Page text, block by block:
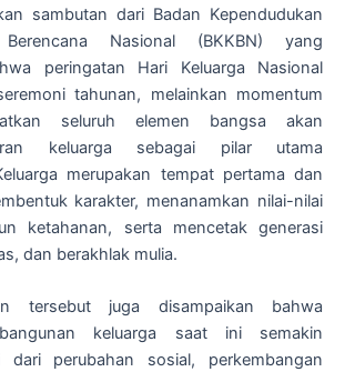
sambutan dari Badan Kependudukan
Nasional (BKKBN) yang
peringatan Hari Keluarga Nasional
tahunan, melainkan momentum
seluruh elemen bangsa akan
keluarga sebagai pilar utama
merupakan tempat pertama dan
karakter, menanamkan nilai-nilai
ketahanan, serta mencetak generasi
dan berakhlak mulia.
tersebut juga disampaikan bahwa
keluarga saat ini semakin
dari perubahan sosial, perkembangan